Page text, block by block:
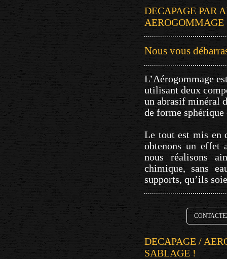
DECAPAGE PAR
AEROGOMMAGE
Nous vous
L’Aérogommage
utilisant deux
un abrasif minéral
de forme
Le tout est mis en
obtenons un effet
nous réalisons
chimique, sans
supports, qu’ils
DECAPAGE /
SABLAGE !